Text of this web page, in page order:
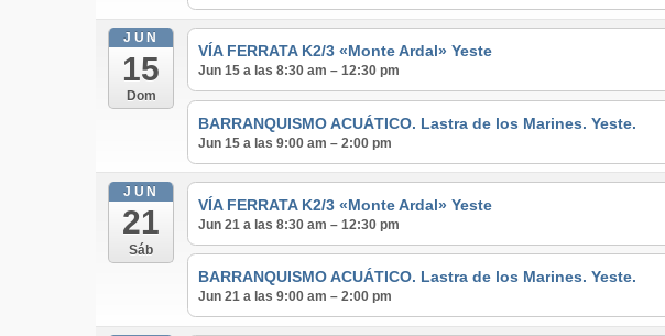
JUN
15
Dom
VÍA FERRATA K2/3 «Monte Ardal» Yeste
Jun 15 a las 8:30 am – 12:30 pm
BARRANQUISMO ACUÁTICO. Lastra de los Marines. Yeste.
Jun 15 a las 9:00 am – 2:00 pm
JUN
21
Sáb
VÍA FERRATA K2/3 «Monte Ardal» Yeste
Jun 21 a las 8:30 am – 12:30 pm
BARRANQUISMO ACUÁTICO. Lastra de los Marines. Yeste.
Jun 21 a las 9:00 am – 2:00 pm